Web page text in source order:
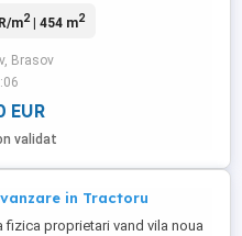
situată într-o zonă liniștită și
de câțiva ani), la
20 de minute de Brașov, 10
Codlea, ...
m2| 454 m2
Brasov
EUR
validat
in Tractoru
fizica proprietari vand vila noua